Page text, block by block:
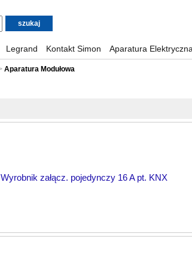
Legrand Kontakt Simon Aparatura Elektryczna
Aparatura Modułowa
Wyrobnik załącz. pojedynczy 16 A pt. KNX